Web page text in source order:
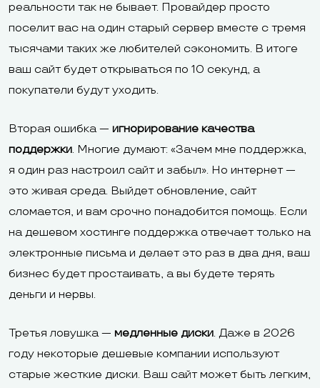
реальности так не бывает. Провайдер просто
поселит вас на один старый сервер вместе с тремя
тысячами таких же любителей сэкономить. В итоге
ваш сайт будет открываться по 10 секунд, а
покупатели будут уходить.
Вторая ошибка — игнорирование качества
поддержки. Многие думают: «Зачем мне поддержка,
я один раз настроил сайт и забыл». Но интернет —
это живая среда. Выйдет обновление, сайт
сломается, и вам срочно понадобится помощь. Если
на дешевом хостинге поддержка отвечает только на
электронные письма и делает это раз в два дня, ваш
бизнес будет простаивать, а вы будете терять
деньги и нервы.
Третья ловушка — медленные диски. Даже в 2026
году некоторые дешевые компании используют
старые жесткие диски. Ваш сайт может быть легким,